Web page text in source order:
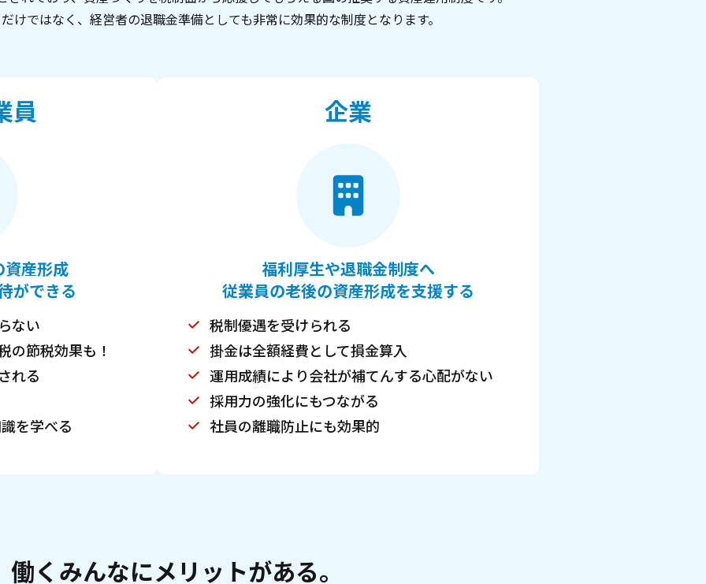
けではなく、経営者の退職金準備としても非常に効果的な制度となります。
員
産形成
ができる
ない
の節税効果も！
れる
を学べる
企業
福利厚生や退職金制度へ
従業員の老後の資産形成を支援する
税制優遇を受けられる
掛金は全額経費として損金算入
運用成績により会社が補てんする心配がない
採用力の強化にもつながる
社員の離職防止にも効果的
働くみんなにメリットがある。